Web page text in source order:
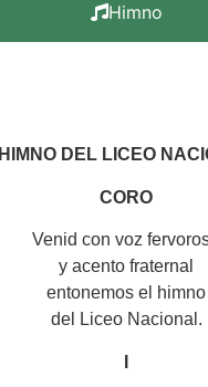
Himno
HIMNO DEL LICEO
CORO
Venid con voz
y acento fraternal
entonemos el himno
del Liceo Nacional.